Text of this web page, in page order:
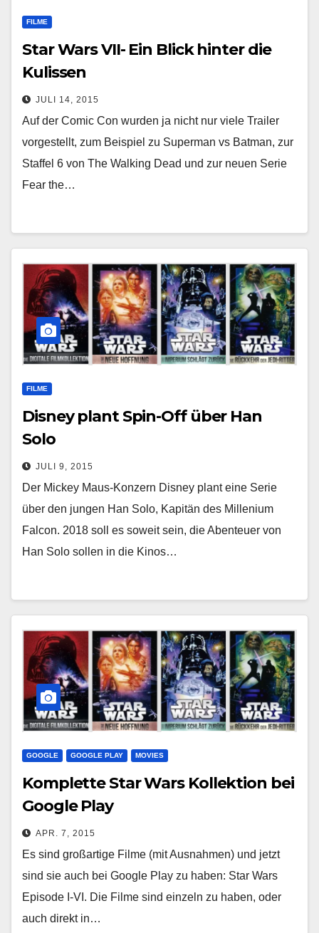
FILME
Star Wars VII- Ein Blick hinter die
Kulissen
JULI 14, 2015
Auf der Comic Con wurden ja nicht nur viele Trailer
vorgestellt, zum Beispiel zu Superman vs Batman, zur
Staffel 6 von The Walking Dead und zur neuen Serie
Fear the…
FILME
Disney plant Spin-Off über Han
Solo
JULI 9, 2015
Der Mickey Maus-Konzern Disney plant eine Serie
über den jungen Han Solo, Kapitän des Millenium
Falcon. 2018 soll es soweit sein, die Abenteuer von
Han Solo sollen in die Kinos…
GOOGLE GOOGLE PLAY MOVIES
Komplette Star Wars Kollektion bei
Google Play
APR. 7, 2015
Es sind großartige Filme (mit Ausnahmen) und jetzt
sind sie auch bei Google Play zu haben: Star Wars
Episode I-VI. Die Filme sind einzeln zu haben, oder
auch direkt in…